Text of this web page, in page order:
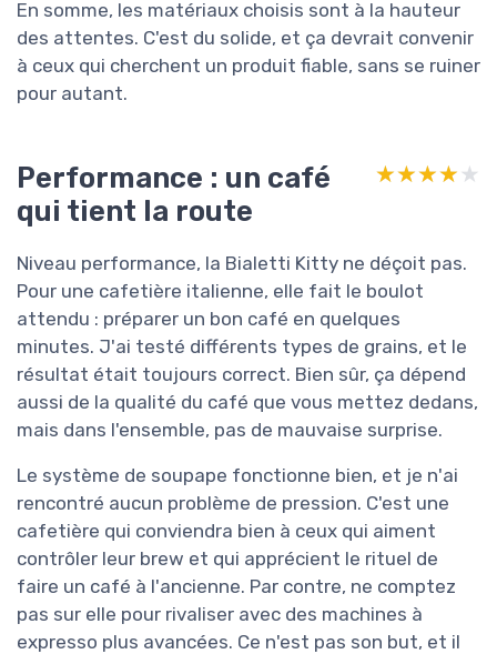
En somme, les matériaux choisis sont à la hauteur
des attentes. C'est du solide, et ça devrait convenir
à ceux qui cherchent un produit fiable, sans se ruiner
pour autant.
Performance : un café
qui tient la route
★★★★★
★★★★★
Niveau performance, la Bialetti Kitty ne déçoit pas.
Pour une cafetière italienne, elle fait le boulot
attendu : préparer un bon café en quelques
minutes. J'ai testé différents types de grains, et le
résultat était toujours correct. Bien sûr, ça dépend
aussi de la qualité du café que vous mettez dedans,
mais dans l'ensemble, pas de mauvaise surprise.
Le système de soupape fonctionne bien, et je n'ai
rencontré aucun problème de pression. C'est une
cafetière qui conviendra bien à ceux qui aiment
contrôler leur brew et qui apprécient le rituel de
faire un café à l'ancienne. Par contre, ne comptez
pas sur elle pour rivaliser avec des machines à
expresso plus avancées. Ce n'est pas son but, et il